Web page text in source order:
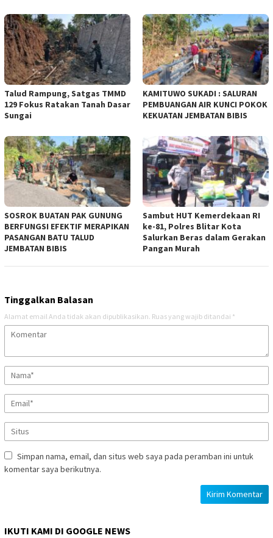
Talud Rampung, Satgas TMMD
129 Fokus Ratakan Tanah Dasar
Sungai
KAMITUWO SUKADI : SALURAN
PEMBUANGAN AIR KUNCI POKOK
KEKUATAN JEMBATAN BIBIS
SOSROK BUATAN PAK GUNUNG
BERFUNGSI EFEKTIF MERAPIKAN
PASANGAN BATU TALUD
JEMBATAN BIBIS
Sambut HUT Kemerdekaan RI
ke-81, Polres Blitar Kota
Salurkan Beras dalam Gerakan
Pangan Murah
Tinggalkan Balasan
Alamat email Anda tidak akan dipublikasikan. Ruas yang wajib ditandai *
Simpan nama, email, dan situs web saya pada peramban ini untuk
komentar saya berikutnya.
IKUTI KAMI DI GOOGLE NEWS